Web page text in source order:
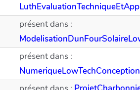
présent dans :
présent dans :